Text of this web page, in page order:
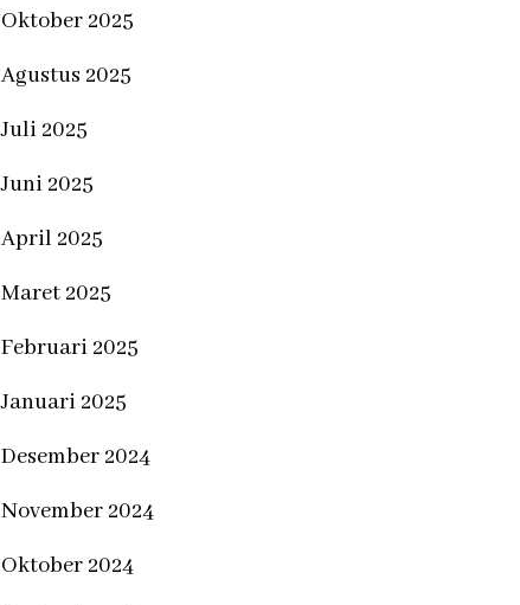
Oktober 2025
Agustus 2025
Juli 2025
Juni 2025
April 2025
Maret 2025
Februari 2025
Januari 2025
Desember 2024
November 2024
Oktober 2024